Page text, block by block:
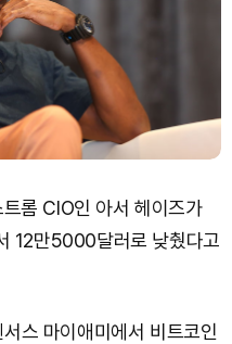
롬 CIO인 아서 헤이즈가
12만5000달러로 낮췄다고
스 마이애미에서 비트코인